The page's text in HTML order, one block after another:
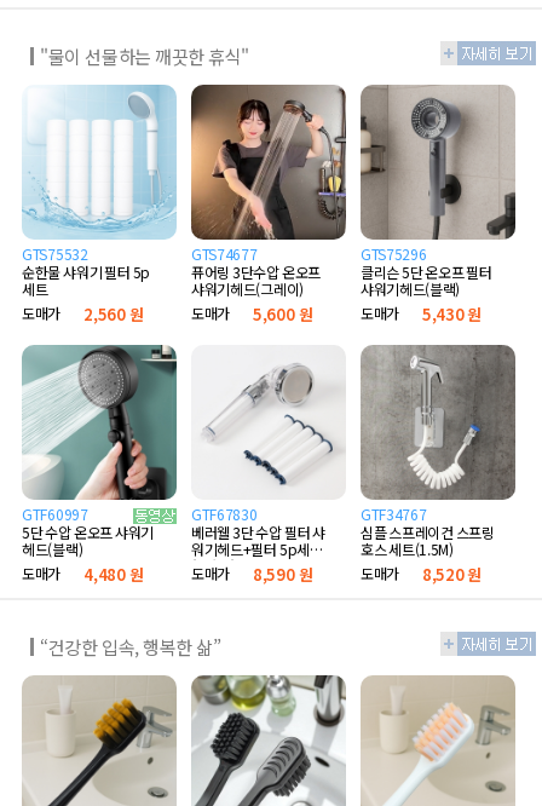
"물이 선물하는 깨끗한 휴식"
GTS75532
순한물 샤워기 필터 5p
세트
도매가
2,560 원
GTS74677
퓨어링 3단수압 온오프
샤워기헤드(그레이)
도매가
5,600 원
GTS75296
클리슨 5단 온오프 필터
샤워기헤드(블랙)
도매가
5,430 원
GTF60997
5단 수압 온오프 샤워기
헤드(블랙)
도매가
4,480 원
GTF67830
베러웰 3단 수압 필터 샤
워기헤드+필터 5p세트
(B타입)
도매가 8,590 원
GTF34767
심플 스프레이건 스프링
호스 세트(1.5M)
도매가
8,520 원
“건강한 입속, 행복한 삶”